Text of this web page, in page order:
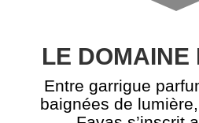
LE DOMAINE
Entre garrigue
baignées de